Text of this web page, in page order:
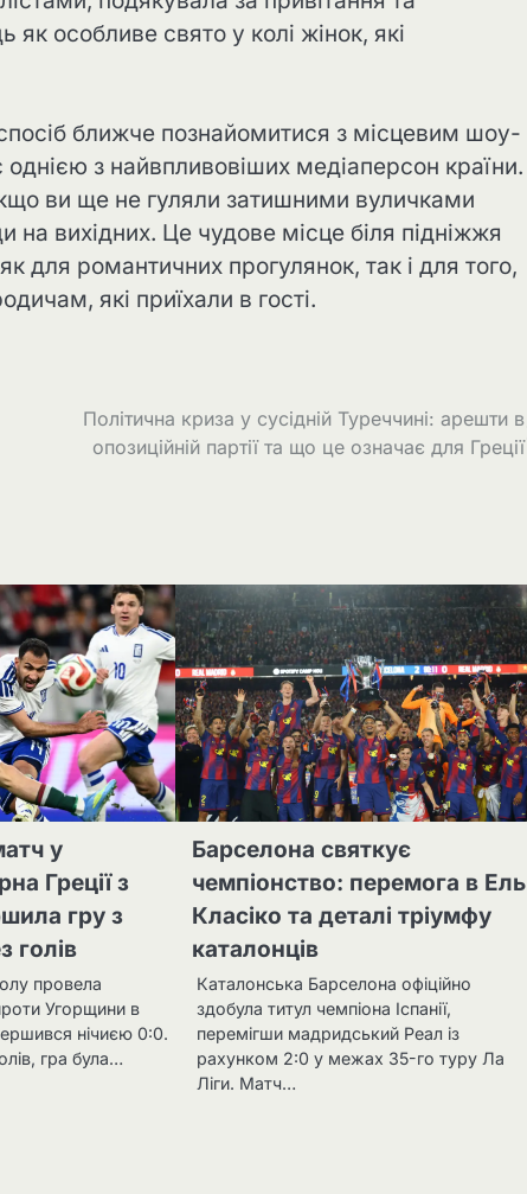
як особливе свято у колі жінок, які
ближче познайомитися з місцевим шоу-
з найвпливовіших медіаперсон країни.
ви ще не гуляли затишними вуличками
на вихідних. Це чудове місце біля підніжжя
для романтичних прогулянок, так і для того,
які приїхали в гості.
Політична криза у сусідній Туреччині: арешти в
опозиційній партії та що це означає для Греції
у
Греції з
гру з
голів
провела
Угорщини в
нічиєю 0:0.
гра була…
Барселона святкує
чемпіонство: перемога в Ель
Класіко та деталі тріумфу
каталонців
Каталонська Барселона офіційно
здобула титул чемпіона Іспанії,
перемігши мадридський Реал із
рахунком 2:0 у межах 35-го туру Ла
Ліги. Матч…